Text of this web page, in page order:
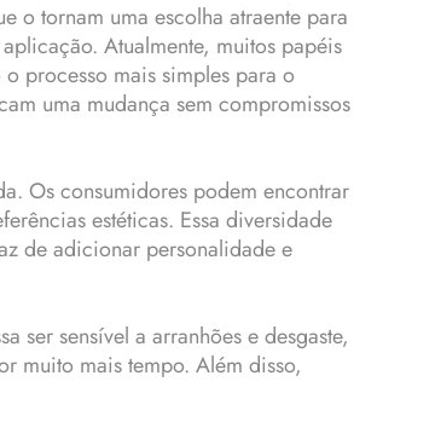
o tornam uma escolha atraente para
Atualmente, muitos papéis
processo mais simples para o
uma mudança sem compromissos
Os consumidores podem encontrar
estéticas. Essa diversidade
de adicionar personalidade e
sensível a arranhões e desgaste,
muito mais tempo. Além disso,